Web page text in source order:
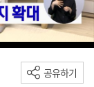
공유하기